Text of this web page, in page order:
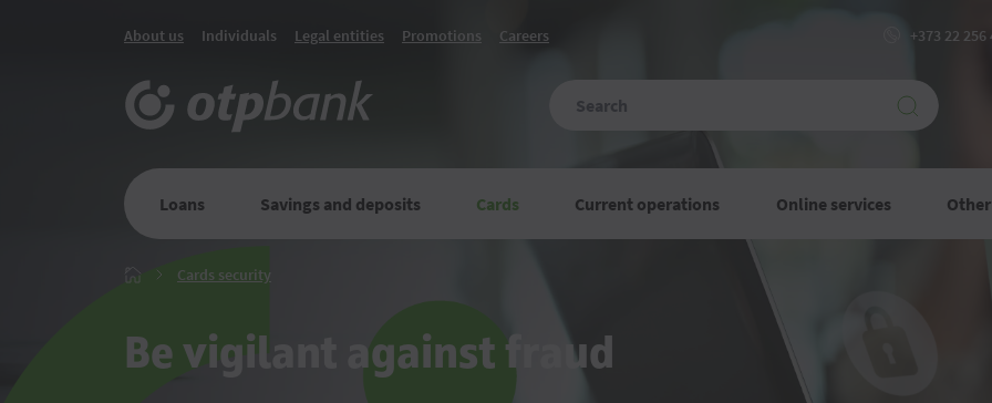
About us Individuals Legal entities Promotions Сareers +373 22 256
Loans Savings and deposits Cards Current operations Online services
Cards security
Be vigilant against fraud